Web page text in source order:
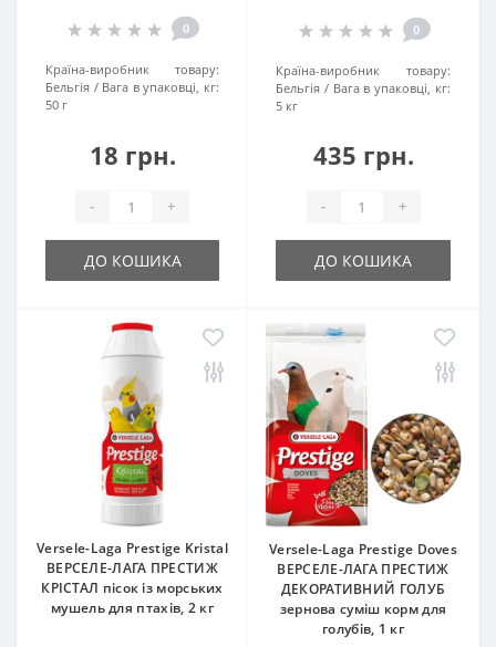
0
Країна-виробник товару:
Бельгія
Вага в упаковці, кг:
50 г
18 грн.
- +
ДО КОШИКА
0
Країна-виробник товару:
Бельгія
Вага в упаковці, кг:
5 кг
435 грн.
- +
ДО КОШИКА
Versele-Laga Prestige Kristal
ВЕРСЕЛЕ-ЛАГА ПРЕСТИЖ
КРІСТАЛ пісок із морських
мушель для птахів, 2 кг
Versele-Laga Prestige Doves
ВЕРСЕЛЕ-ЛАГА ПРЕСТИЖ
ДЕКОРАТИВНИЙ ГОЛУБ
зернова суміш корм для
голубів, 1 кг